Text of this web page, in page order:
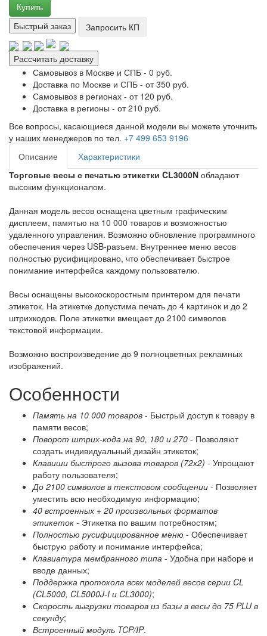
Купить
Быстрый заказ
Запросить КП
Рассчитать доставку
Самовывоз в Москве и СПБ - 0 руб.
Доставка по Москве и СПБ - от 350 руб.
Самовывоз в регионах - от 120 руб.
Доставка в регионы - от 210 руб.
Все вопросы, касающиеся данной модели вы можете уточнить
у наших менеджеров по тел. +7 499 653 9196
Описание
Характеристики
Торговые весы с печатью этикетки CL3000N обладают
высоким функционалом.
Данная модель весов оснащена цветным графическим
дисплеем, памятью на 10 000 товаров и возможностью
удаленного управления. Возможно обновление программного
обеспечения через USB-разъем. Внутреннее меню весов
полностью русифицировано, что обеспечивает быстрое
понимание интерфейса каждому пользователю.
Весы оснащены высокоскоростным принтером для печати
этикеток. На этикетке допустима печать до 4 картинок и до 2
штрихкодов. Поле этикетки вмещает до 2100 символов
текстовой информации.
Возможно воспроизведение до 9 полноцветных рекламных
изображений.
Особенности
Память на 10 000 товаров - Быстрый доступ к товару в
памяти весов;
Поворот штрих-кода на 90, 180 и 270 - Позволяют
создать индивидуальный дизайн этикеток;
Клавиши быстрого вызова товаров (72х2) - Упрощают
работу пользователя;
До 2100 символов в текстовом сообщении - Позволяет
уместить всю необходимую информацию;
40 встроенных + 20 произвольных форматов
этикеток - Этикетка по вашим потребностям;
Полностью русифицированное меню - Обеспечивает
быструю работу и понимание интерфейса;
Клавиатура мембранного типа - Удобна при наборе и
вводе данных;
Поддержка протокола всех моделей весов серии CL
(CL5000, CL5000J-I и CL3000);
Скорость выгрузки товаров из базы в весы до 75 PLU в
секунду;
Встроенный модуль TCP/IP.